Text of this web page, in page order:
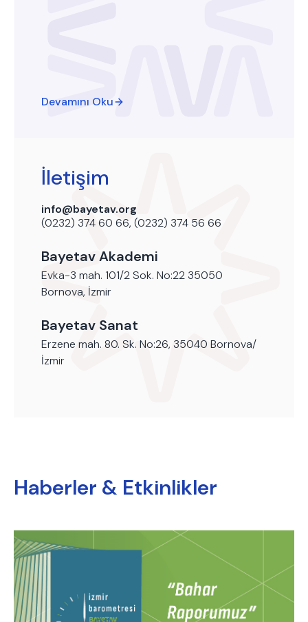
Devamını Oku
İletişim
info@bayetav.org
(0232) 374 60 66, (0232) 374 56 66
Bayetav Akademi
Evka-3 mah. 101/2 Sok. No:22 35050
Bornova, İzmir
Bayetav Sanat
Erzene mah. 80. Sk. No:26, 35040 Bornova/
İzmir
Haberler & Etkinlikler